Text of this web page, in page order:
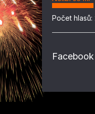
Počet hlasů:
Facebook